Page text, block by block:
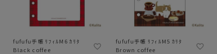
fufufu手帳 ﾘﾌｨﾙM6 ｶﾘﾀ
Black coffee
fufufu手帳 ﾘﾌｨﾙM5 ｶﾘﾀ
Brown coffee